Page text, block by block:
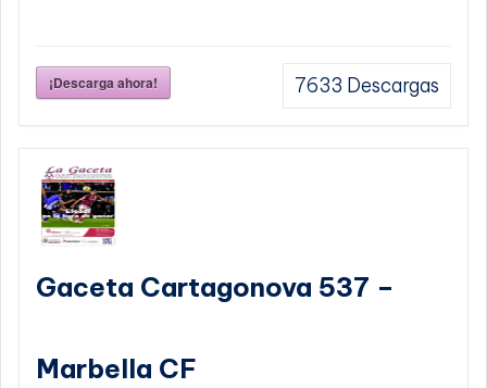
¡Descarga ahora! 7633 Descargas
Gaceta Cartagonova 537 –
Marbella CF